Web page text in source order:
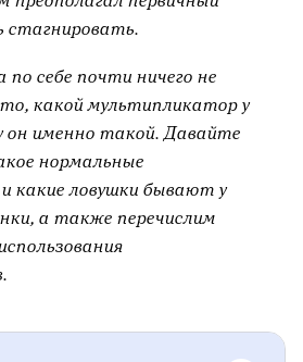
стагнировать.
себе почти ничего не
какой мультипликатор у
он именно такой. Давайте
нормальные
какие ловушки бывают у
а также перечислим